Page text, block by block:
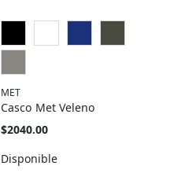
MET
Casco Met Veleno
Tan
como
$2040.00
Disponible